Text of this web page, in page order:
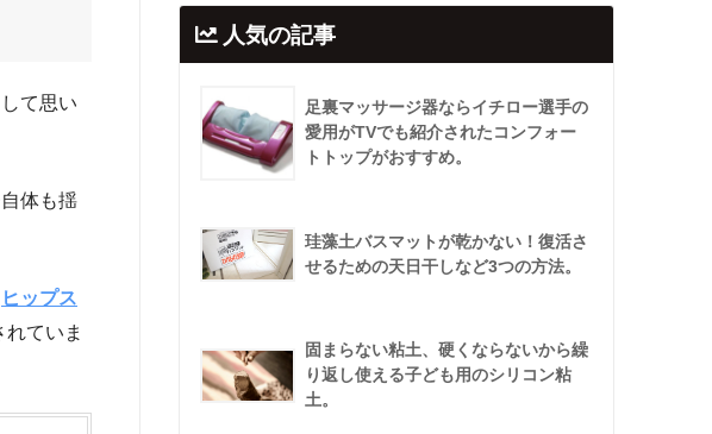
て思い
体も揺
ヒップス
ていま
人気の記事
足裏マッサージ器ならイチロー選手の
愛用がTVでも紹介されたコンフォー
トトップがおすすめ。
珪藻土バスマットが乾かない！復活さ
せるための天日干しなど3つの方法。
固まらない粘土、硬くならないから繰
り返し使える子ども用のシリコン粘
土。